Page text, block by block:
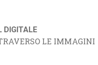
DIGITALE
LE IMMAGINI